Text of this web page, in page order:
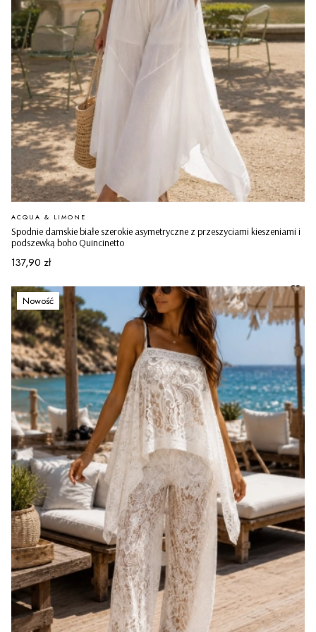
Spodnie damskie białe szerokie asymetryczne z przeszyciami kieszeniami i
podszewką boho Quincinetto
PRODUCENT
ACQUA & LIMONE
Cena
137,90 zł
Nowość